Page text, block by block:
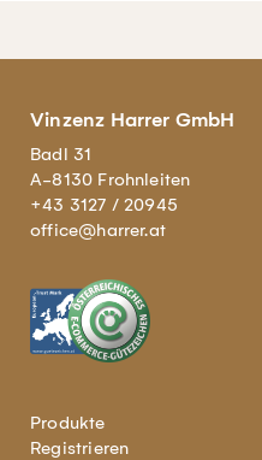
Vinzenz Harrer GmbH
Badl 31
A-8130 Frohnleiten
+43 3127 / 20945
office@harrer.at
Produkte
Registrieren